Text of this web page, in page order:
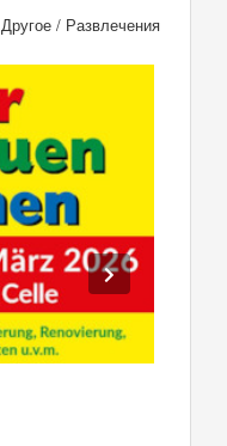
Другое / Развлечения